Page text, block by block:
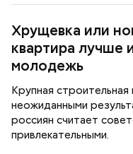
Хрущевка или
квартира лучше
молодежь
Крупная строительная
неожиданными
россиян считает
привлекательными.